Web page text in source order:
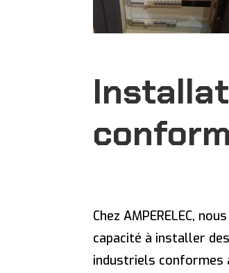
Chez AMPERELEC,
capacité à installer
industriels conformes